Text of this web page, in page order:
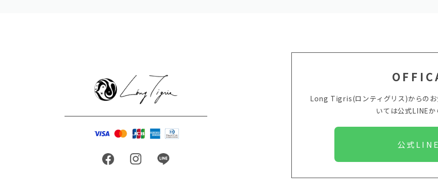
Long Tigris(ロンティグリス)からのお
いては公式LINE
公式